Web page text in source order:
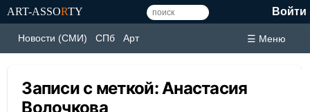
ART-ASSORTY Войти
Новости (СМИ) СПб Арт ☰ Меню
Записи с меткой:Анастасия
Волочкова